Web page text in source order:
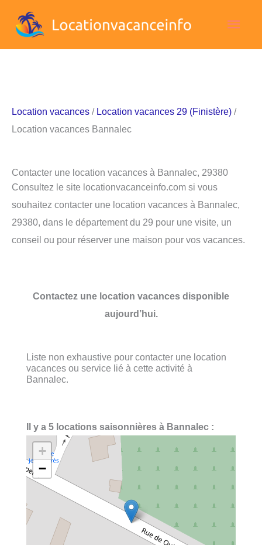
Location vacances / Location vacances 29 (Finistère) /
Location vacances Bannalec
Contacter une location vacances à Bannalec, 29380
Consultez le site locationvacanceinfo.com si vous
souhaitez contacter une location vacances à Bannalec,
29380, dans le département du 29 pour une visite, un
conseil ou pour réserver une maison pour vos vacances.
Contactez une location vacances disponible
aujourd’hui.
Liste non exhaustive pour contacter une location
vacances ou service lié à cette activité à
Bannalec.
Il y a 5 locations saisonnières à Bannalec :
+
−